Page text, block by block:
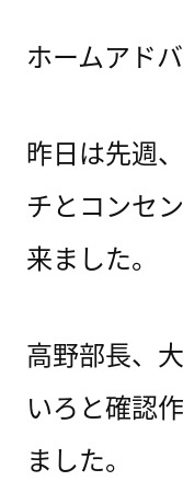
ホームアド
昨日は先週
チとコンセ
来ました。
高野部長、
いろと確認
ました。